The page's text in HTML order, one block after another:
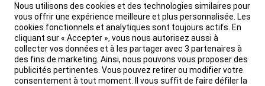
Nous utilisons des cookies et des technologies similaires pour
vous offrir une expérience meilleure et plus personnalisée. Les
cookies fonctionnels et analytiques sont toujours actifs. En
cliquant sur « Accepter », vous nous autorisez aussi à
collecter vos données et à les partager avec 3 partenaires à
des fins de marketing. Ainsi, nous pouvons vous proposer des
publicités pertinentes. Vous pouvez retirer ou modifier votre
consentement à tout moment. Il vous suffit de faire défiler la